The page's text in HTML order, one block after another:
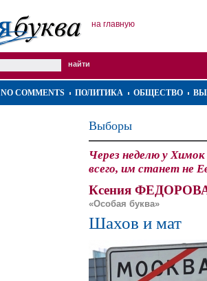
на главную
NO COMMENTS ПОЛИТИКА ОБЩЕСТВО
Выборы
Через неделю у
всего, им станет не
Ксения
«Особая буква»
Шахов и мат